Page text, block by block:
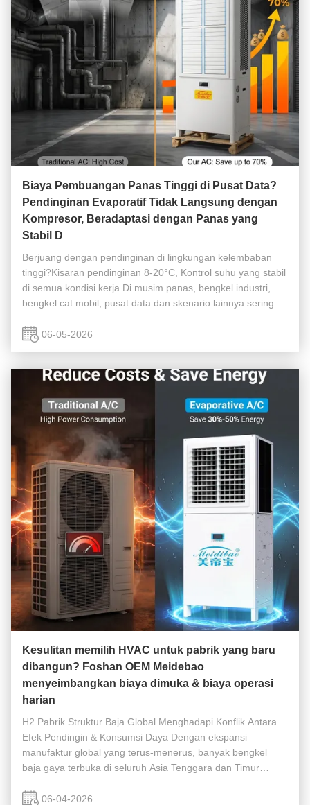
Biaya Pembuangan Panas Tinggi di Pusat Data?
Pendinginan Evaporatif Tidak Langsung dengan
Kompresor, Beradaptasi dengan Panas yang
Stabil D
Berjuang dengan pendinginan di lingkungan kelembaban
tinggi?Kisaran pendinginan 8-20°C, Kontrol suhu yang stabil
di semua kondisi kerja Di musim panas, bengkel industri,
bengkel cat mobil, pusat data dan skenario lainnya sering
pendingin ...
06-05-2026
Kesulitan memilih HVAC untuk pabrik yang baru
dibangun? Foshan OEM Meidebao
menyeimbangkan biaya dimuka & biaya operasi
harian
H2 Pabrik Struktur Baja Global Menghadapi Konflik Antara
Efek Pendingin & Konsumsi Daya Dengan ekspansi
manufaktur global yang terus-menerus, banyak bengkel
baja gaya terbuka di seluruh Asia Tenggara dan Timur
panas.Kompresor terpusat tradisional AC ...
06-04-2026